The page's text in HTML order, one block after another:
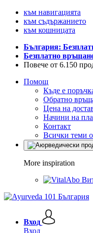
към навигацията
към съдържанието
към кошницата
България:
Безплатно
Повече от 6.150
Помощ
Къде е
Обратно
Цена на
Начини на
Контакт
Всички теми
More inspiration
Вход
Вход